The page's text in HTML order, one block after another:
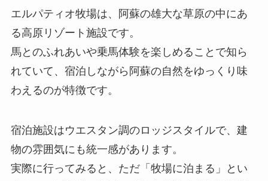
エルパティオ牧場は、阿蘇の雄大な草原の中にあ
る高原リゾート施設です。
馬とのふれあいや乗馬体験を楽しめることで知ら
れていて、宿泊しながら阿蘇の自然をゆっくり味
わえるのが特徴です。
宿泊施設はウエスタン調のロッジスタイルで、建
物の雰囲気にも統一感があります。
実際に行ってみると、ただ「牧場に泊まる」とい